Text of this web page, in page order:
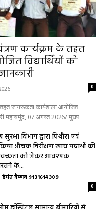
कार्यक्रम के तहत
विद्यार्थियों को
जागरूकता कार्यशाला आयोजित
महासमुंद, 07 अगस्त 2026/ मुख्य
विभाग द्वारा पिथौरा एवं
औचक निरीक्षण खाद्य पदार्थों की
को लेकर आवश्यक